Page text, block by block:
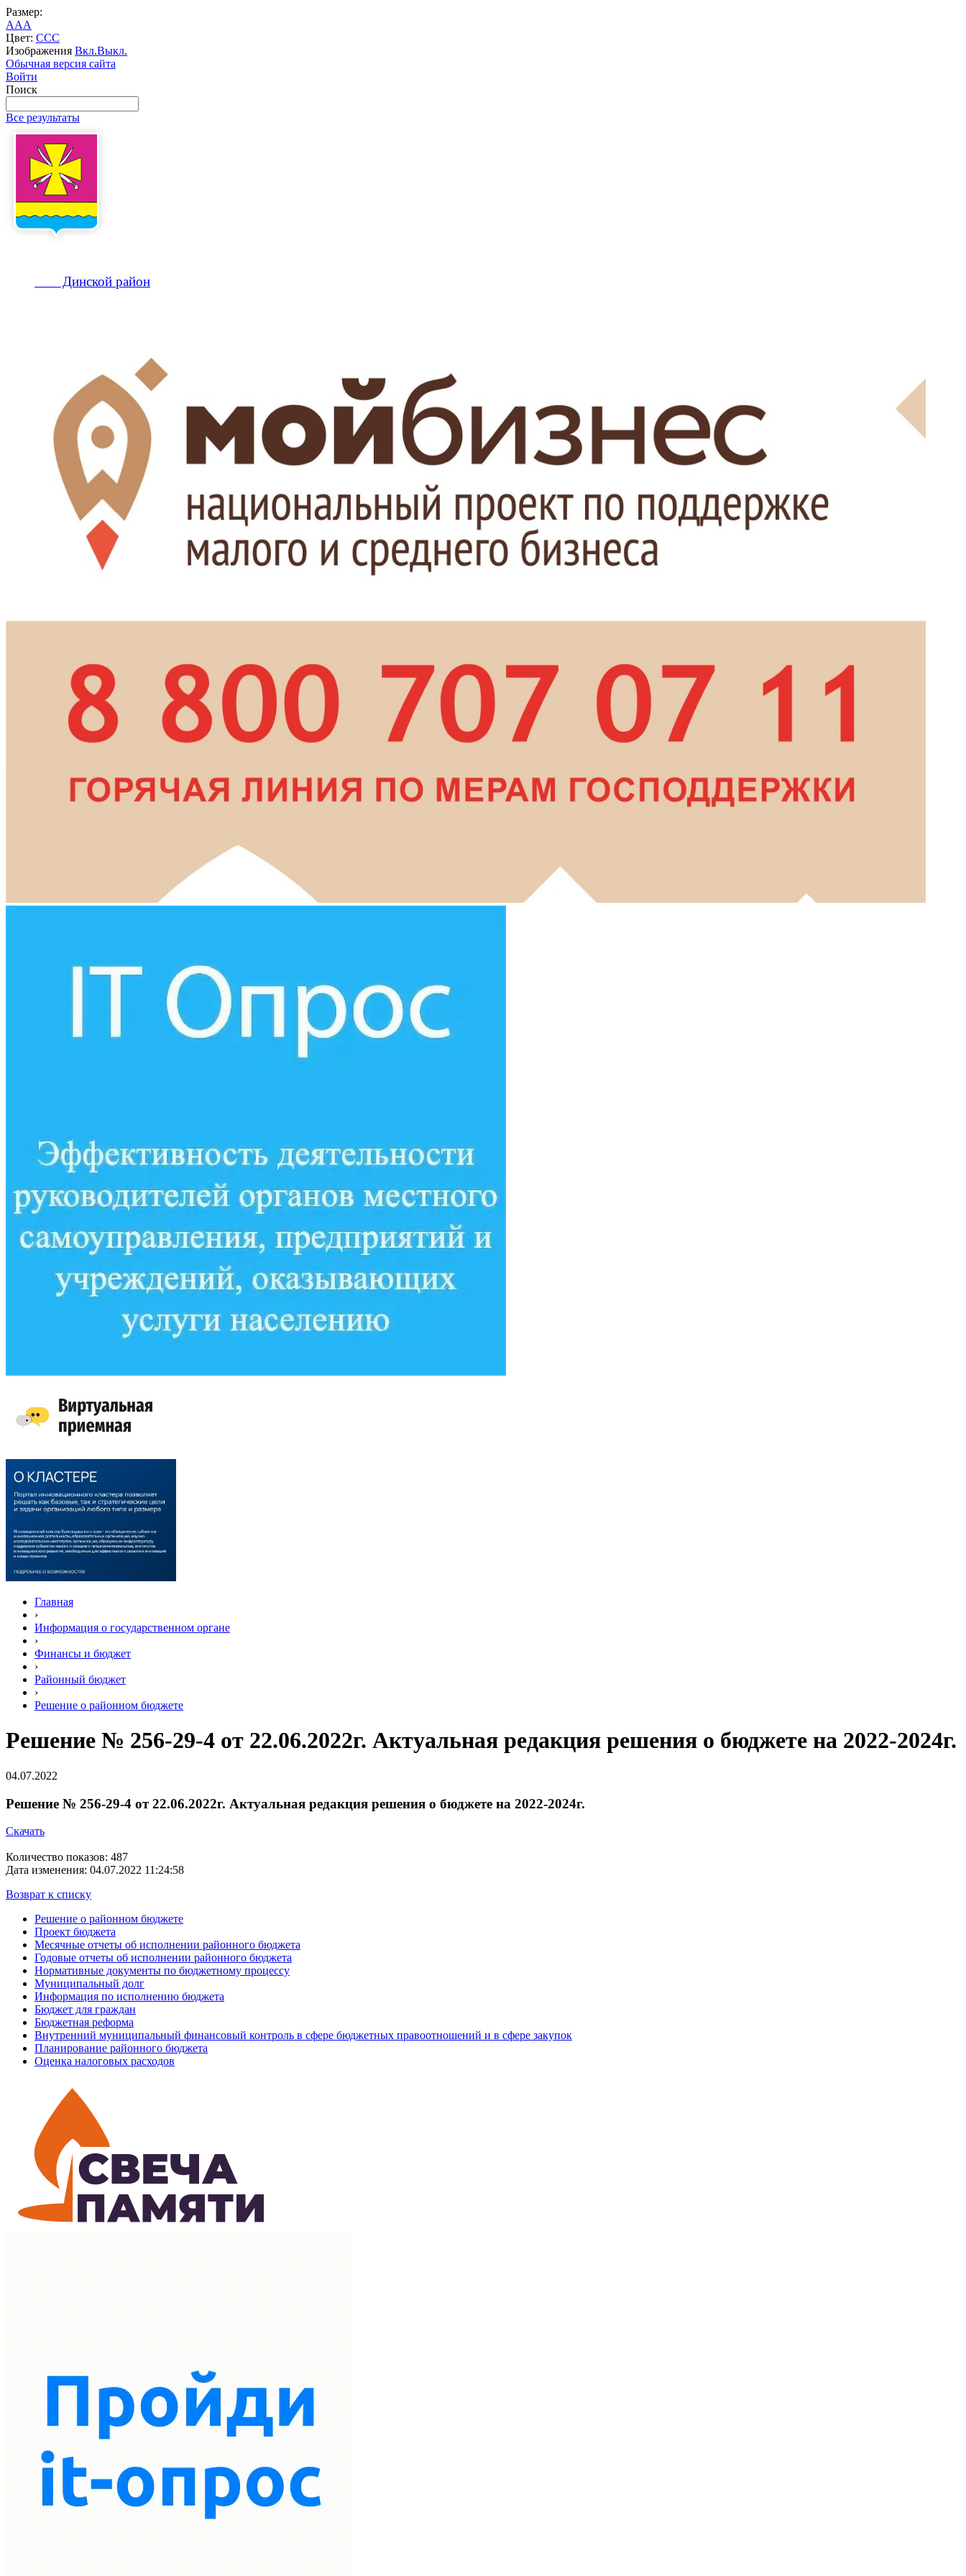
Размер:
AAA
Цвет: CCC
Изображения Вкл.Выкл.
Обычная версия сайта
Войти
Поиск
Все результаты
Динской район
Главная
›
Информация о государственном органе
›
Финансы и бюджет
›
Районный бюджет
›
Решение о районном бюджете
Решение № 256-29-4 от 22.06.2022г. Актуальная редакция решения о бюджете на 2022-2024г.
04.07.2022
Решение № 256-29-4 от 22.06.2022г. Актуальная редакция решения о бюджете на 2022-2024г.
Скачать
Количество показов: 487
Дата изменения: 04.07.2022 11:24:58
Возврат к списку
Решение о районном бюджете
Проект бюджета
Месячные отчеты об исполнении районного бюджета
Годовые отчеты об исполнении районного бюджета
Нормативные документы по бюджетному процессу
Муниципальный долг
Информация по исполнению бюджета
Бюджет для граждан
Бюджетная реформа
Внутренний муниципальный финансовый контроль в сфере бюджетных правоотношений и в сфере закупок
Планирование районного бюджета
Оценка налоговых расходов